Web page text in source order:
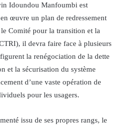
Idoundou Manfoumbi est
œuvre un plan de redressement
Comité pour la transition et la
il devra faire face à plusieurs
la renégociation de la dette
et la sécurisation du système
d’une vaste opération de
pour les usagers.
issu de ses propres rangs, le